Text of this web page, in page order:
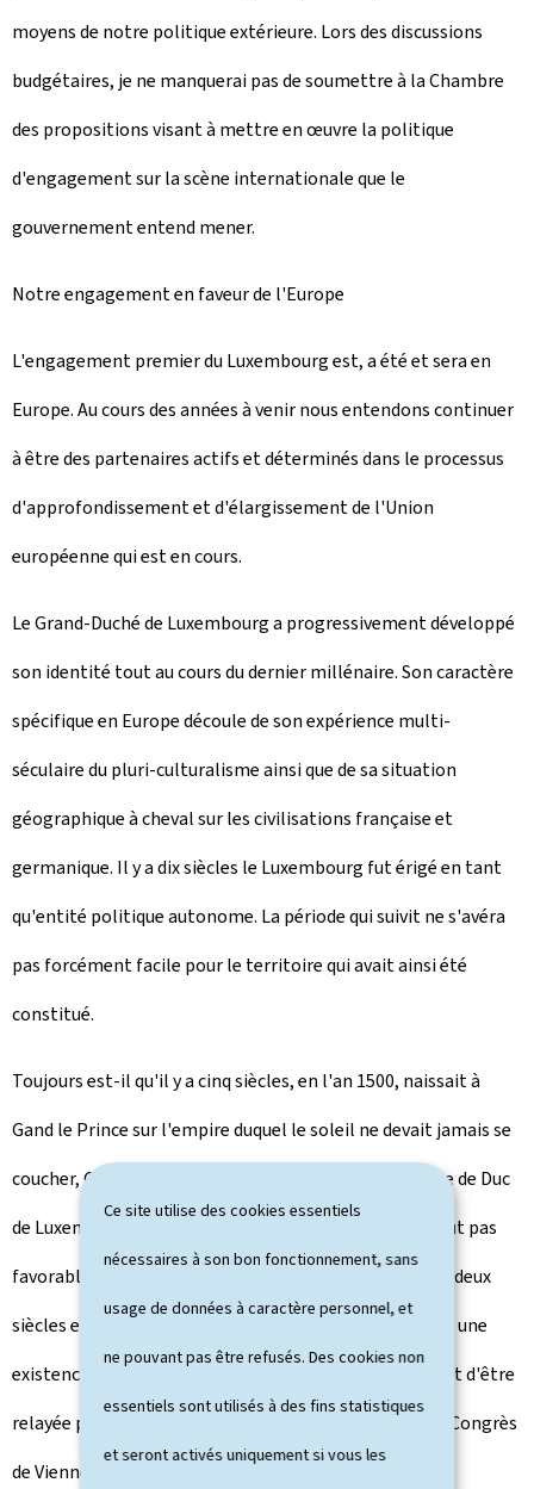
Ce site utilise des cookies essentiels
nécessaires à son bon fonctionnement, sans
usage de données à caractère personnel, et
ne pouvant pas être refusés. Des cookies non
essentiels sont utilisés à des fins statistiques
et seront activés uniquement si vous les
moyens de notre politique extérieure. Lors des discussions
budgétaires, je ne manquerai pas de soumettre à la Chambre
des propositions visant à mettre en œuvre la politique
d'engagement sur la scène internationale que le
gouvernement entend mener.
Notre engagement en faveur de l'Europe
L'engagement premier du Luxembourg est, a été et sera en
Europe. Au cours des années à venir nous entendons continuer
à être des partenaires actifs et déterminés dans le processus
d'approfondissement et d'élargissement de l'Union
européenne qui est en cours.
Le Grand-Duché de Luxembourg a progressivement développé
son identité tout au cours du dernier millénaire. Son caractère
spécifique en Europe découle de son expérience multi-
séculaire du pluri-culturalisme ainsi que de sa situation
géographique à cheval sur les civilisations française et
germanique. Il y a dix siècles le Luxembourg fut érigé en tant
qu'entité politique autonome. La période qui suivit ne s'avéra
pas forcément facile pour le territoire qui avait ainsi été
constitué.
Toujours est-il qu'il y a cinq siècles, en l'an 1500, naissait à
Gand le Prince sur l'empire duquel le soleil ne devait jamais se
coucher, Charles Quint, qui reçut à sa naissance le titre de Duc
de Luxembourg. L'époque d'occupation étrangère ne fut pas
favorable à la constitution d'une identité propre. Il y a deux
siècles encore, personne au Luxembourg ne songeait à une
existence souveraine et indépendante. L'Autriche venait d'être
relayée par la France de Napoléon, en attendant…. le Congrès
de Vienne.